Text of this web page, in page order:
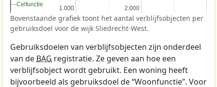
1.000
1.000 2.000
2.000
Celfunctie
Celfunctie
Bovenstaande grafiek toont het aantal verblijfsobjecten per
gebruiksdoel voor de wijk Sliedrecht-West.
Gebruiksdoelen van verblijfsobjecten zijn onderdeel
van de BAG registratie. Ze geven aan hoe een
verblijfsobject wordt gebruikt. Een woning heeft
bijvoorbeeld als gebruiksdoel de “Woonfunctie”. Voor